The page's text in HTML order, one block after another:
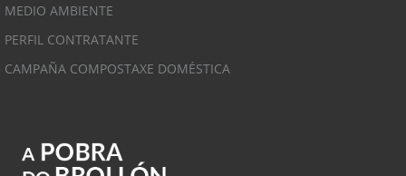
MEDIO AMBIENTE
PERFIL CONTRATANTE
CAMPAÑA COMPOSTAXE DOMÉSTICA